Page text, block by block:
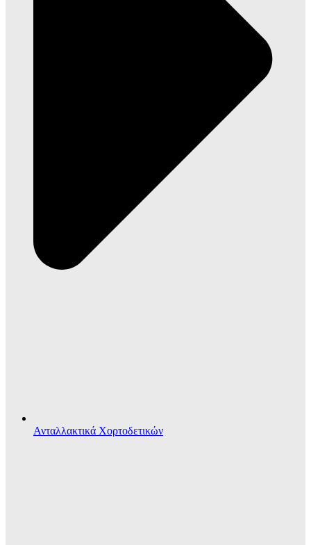
Ανταλλακτικά Χορτοδετικών